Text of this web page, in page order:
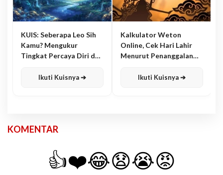
KUIS: Seberapa Leo Sih
Kamu? Mengukur
Tingkat Percaya Diri dan
Ikuti Kuisnya ➔
Kalkulator Weton
Online, Cek Hari Lahir
Menurut Penanggalan
Ikuti Kuisnya ➔
KOMENTAR
👍❤️😂😧😭😡